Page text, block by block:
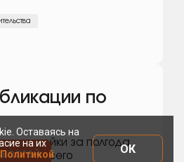
по
за полгода
всего
Оставаясь на
на их
Политикой
ОК